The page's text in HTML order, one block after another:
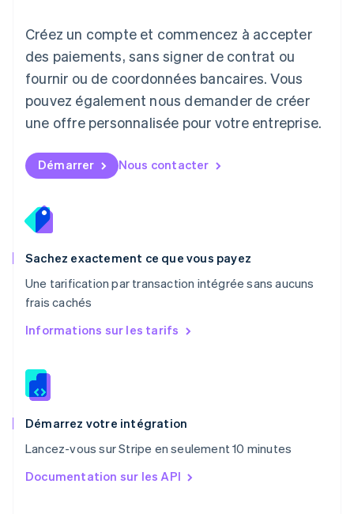
Créez un compte et commencez à accepter
des paiements, sans signer de contrat ou
fournir ou de coordonnées bancaires. Vous
pouvez également nous demander de créer
une offre personnalisée pour votre entreprise.
Démarrer Nous contacter
Sachez exactement ce que vous payez
Une tarification par transaction intégrée sans aucuns
frais cachés
Informations sur les tarifs
Démarrez votre intégration
Lancez-vous sur Stripe en seulement 10 minutes
Documentation sur les API
Français DeutschEnglish
Malaisie
English 简体中文
Malte
English
Mexique
EspañolEnglish
English
Nouvelle-Zélande
Pays-Bas
Nederlands
English
PortuguêsEnglish
RAS de Hong Kong, Chine
English
Roumanie
Royaume-Uni
English
English简体中文
English